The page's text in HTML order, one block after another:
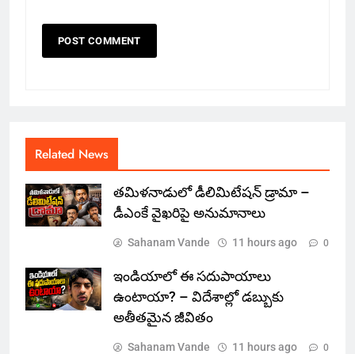
Related News
తమిళనాడులో డీలిమిటేషన్ డ్రామా –
డీఎంకే వైఖరిపై అనుమానాలు
Sahanam Vande 11 hours ago 0
ఇండియాలో‌ ఈ సదుపాయాలు
ఉంటాయా? – విదేశాల్లో డబ్బుకు
అతీతమైన జీవితం
Sahanam Vande 11 hours ago 0